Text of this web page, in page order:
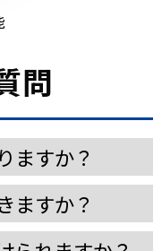
問
ますか？
Visa、
（Suica、
ますか？
の性質上、お申
られなかった等